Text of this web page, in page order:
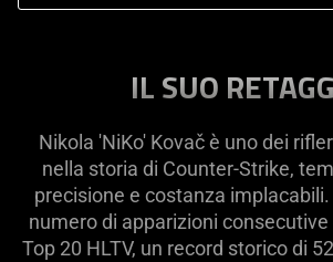
IL SUO
Nikola 'NiKo' Kovač è uno dei
nella storia di Counter-Strike,
precisione e costanza
numero di apparizioni
Top 20 HLTV, un record storico di